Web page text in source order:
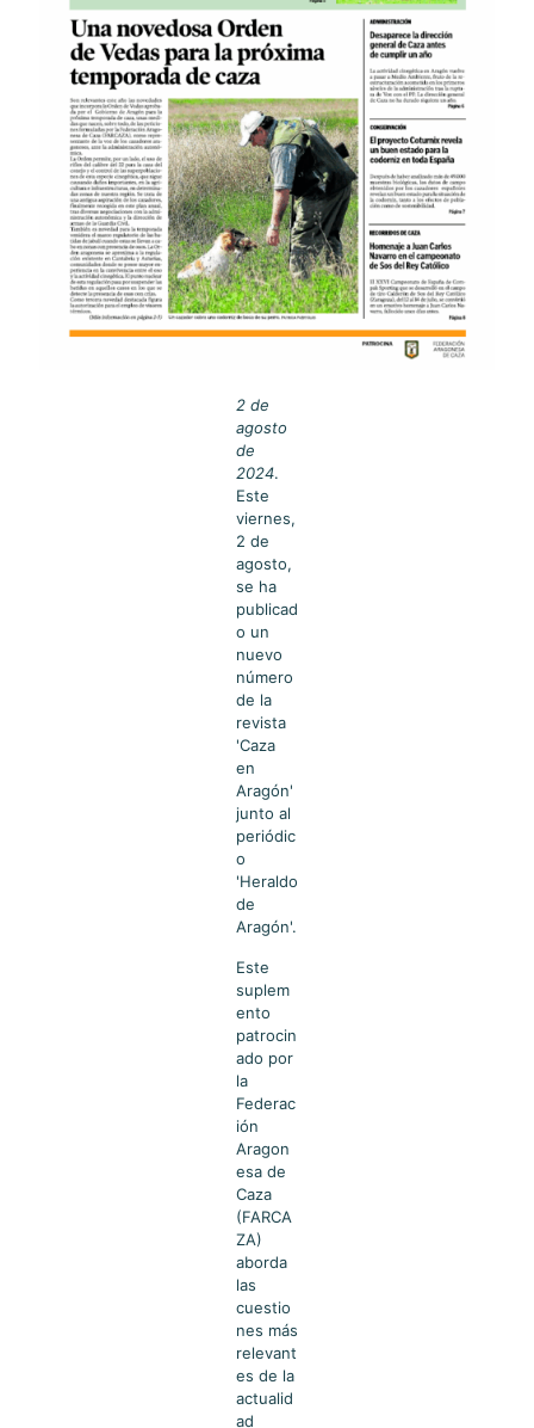
2 de
agosto
de
2024.
Este
viernes,
2 de
agosto,
se ha
publicad
o un
nuevo
número
de la
revista
'Caza
en
Aragón'
junto al
periódic
o
'Heraldo
de
Aragón'.
Este
suplem
ento
patrocin
ado por
la
Federac
ión
Aragon
esa de
Caza
(FARCA
ZA)
aborda
las
cuestio
nes más
relevant
es de la
actualid
ad